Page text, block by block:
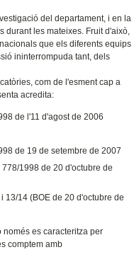
del departament, i en la
durant les mateixes. Fruit d'això,
que els diferents equips
ininterrompuda tant, dels
com de l'esment cap a
acredita:
de l'11 d'agost de 2006
de 19 de setembre de 2007
1998 de 20 d'octubre de
13/14 (BOE de 20 d'octubre de
només es caracteritza per
comptem amb